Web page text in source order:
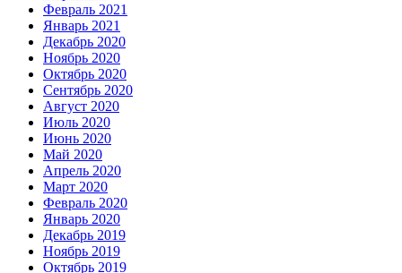
Февраль 2021
Январь 2021
Декабрь 2020
Ноябрь 2020
Октябрь 2020
Сентябрь 2020
Август 2020
Июль 2020
Июнь 2020
Май 2020
Апрель 2020
Март 2020
Февраль 2020
Январь 2020
Декабрь 2019
Ноябрь 2019
Октябрь 2019